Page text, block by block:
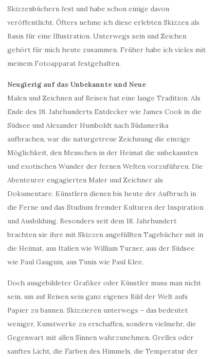
Skizzenbüchern fest und habe schon einige davon
veröffentlicht. Öfters nehme ich diese erlebten Skizzen als
Basis für eine Illustration. Unterwegs sein und Zeichen
gehört für mich heute zusammen. Früher habe ich vieles mit
meinem Fotoapparat festgehalten.
Neugierig auf das Unbekannte und Neue
Malen und Zeichnen auf Reisen hat eine lange Tradition. Als
Ende des 18. Jahrhunderts Entdecker wie James Cook in die
Südsee und Alexander Humboldt nach Südamerika
aufbrachen, war die naturgetreue Zeichnung die einzige
Möglichkeit, den Menschen in der Heimat die unbekannten
und exotischen Wunder der fernen Welten vorzuführen. Die
Abenteurer engagierten Maler und Zeichner als
Dokumentare. Künstlern dienen bis heute der Aufbruch in
die Ferne und das Studium fremder Kulturen der Inspiration
und Ausbildung. Besonders seit dem 18. Jahrhundert
brachten sie ihre mit Skizzen angefüllten Tagebücher mit in
die Heimat, aus Italien wie William Turner, aus der Südsee
wie Paul Gauguin, aus Tunis wie Paul Klee.
Doch ausgebildeter Grafiker oder Künstler muss man nicht
sein, um auf Reisen sein ganz eigenes Bild der Welt aufs
Papier zu bannen. Skizzieren unterwegs – das bedeutet
weniger, Kunstwerke zu erschaffen, sondern vielmehr, die
Gegenwart mit allen Sinnen wahrzunehmen. Grelles oder
sanftes Licht, die Farben des Himmels, die Temperatur der